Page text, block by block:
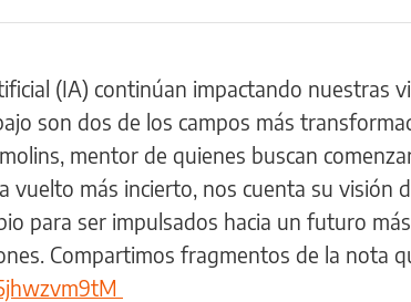
(IA) continúan impactando nuestras
son dos de los campos más
mentor de quienes buscan
más incierto, nos cuenta su visión
para ser impulsados hacia un futuro
Compartimos fragmentos de la nota